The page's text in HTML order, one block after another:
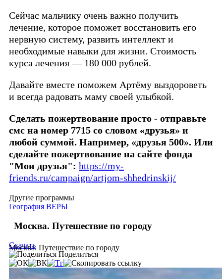
Сейчас мальчику очень важно получить
лечение, которое поможет восстановить его
нервную систему, развить интеллект и
необходимые навыки для жизни. Стоимость
курса лечения — 180 000 рублей.
Давайте вместе поможем Артёму выздороветь
и всегда радовать маму своей улыбкой.
Сделать пожертвование просто - отправьте
смс на номер 7715 со словом «друзья» и
любой суммой. Например, «друзья 500». Или
сделайте пожертвование на сайте фонда
"Мои друзья": https://my-
friends.ru/campaign/artjom-shhedrinskij/
Другие программы
География ВЕРЫ
Москва. Путешествие по городу
Москва. Путешествие по городу
Скачать
Поделиться